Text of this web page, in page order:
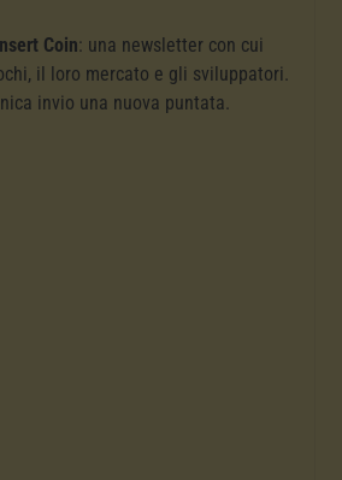
Coin: una newsletter con cui
il loro mercato e gli sviluppatori.
invio una nuova puntata.